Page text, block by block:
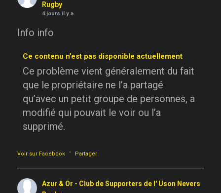
Rugby
4 jours il y a
Info info
Ce contenu n’est pas disponible actuellement
Ce problème vient généralement du fait
que le propriétaire ne l’a partagé
qu’avec un petit groupe de personnes, a
modifié qui pouvait le voir ou l’a
supprimé.
Voir sur Facebook · Partager
Azur & Or - Club de Supporters de l' Uson Nevers